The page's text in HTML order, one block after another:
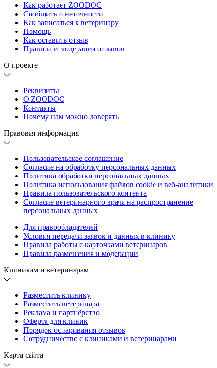
Как работает ZOODOC
Сообщить о неточности
Как записаться к ветеринару
Помощь
Как оставить отзыв
Правила и модерация отзывов
О проекте
Реквизиты
О ZOODOC
Контакты
Почему нам можно доверять
Правовая информация
Пользовательское соглашение
Согласие на обработку персональных данных
Политика обработки персональных данных
Политика использования файлов cookie и веб-аналитики
Правила пользовательского контента
Согласие ветеринарного врача на распространение
персональных данных
Для правообладателей
Условия передачи заявок и данных в клинику
Правила работы с карточками ветеринаров
Правила размещения и модерации
Клиникам и ветеринарам
Разместить клинику
Разместить ветеринара
Реклама и партнёрство
Оферта для клиник
Порядок оспаривания отзывов
Сотрудничество с клиниками и ветеринарами
Карта сайта